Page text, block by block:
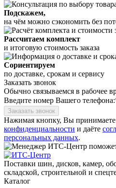
Подскажем,
на чём можно сэкономить без
Рассчитаем комплект
и итоговую стоимость заказа
Сориентируем
по доставке, срокам и сервису
Заказать звонок
Обычно связываемся в рабочее
Введите номер Вашего
Заказать звонок
Нажимая кнопку, Вы принимаете
конфиденциальности и даёте
персональных данных.
Поставки шин, дисков, камер,
складской, строительной и
Каталог